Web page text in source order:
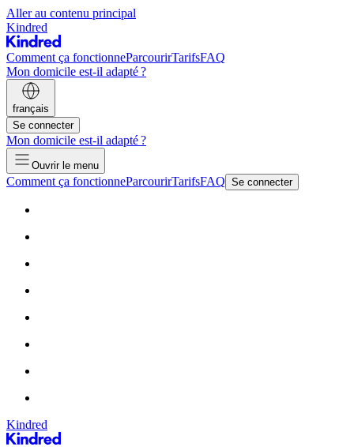
Aller au contenu principal
Kindred
Comment ça fonctionneParcourirTarifsFAQ
Mon domicile est-il adapté ?
français
Se connecter
Mon domicile est-il adapté ?
Ouvrir le menu
Comment ça fonctionneParcourirTarifsFAQ Se connecter
Kindred